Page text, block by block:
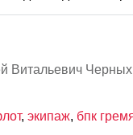
Витальевич Черных
, экипаж, бпк